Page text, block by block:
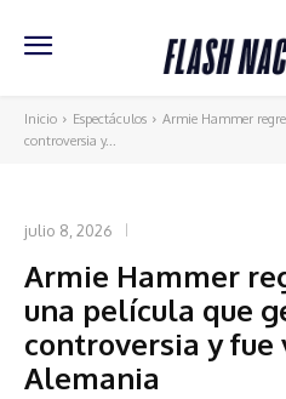
Inicio Espectáculos
Armie Hammer
controversia y...
julio 8, 2026
Armie Hammer
una película que
controversia y fue
Alemania